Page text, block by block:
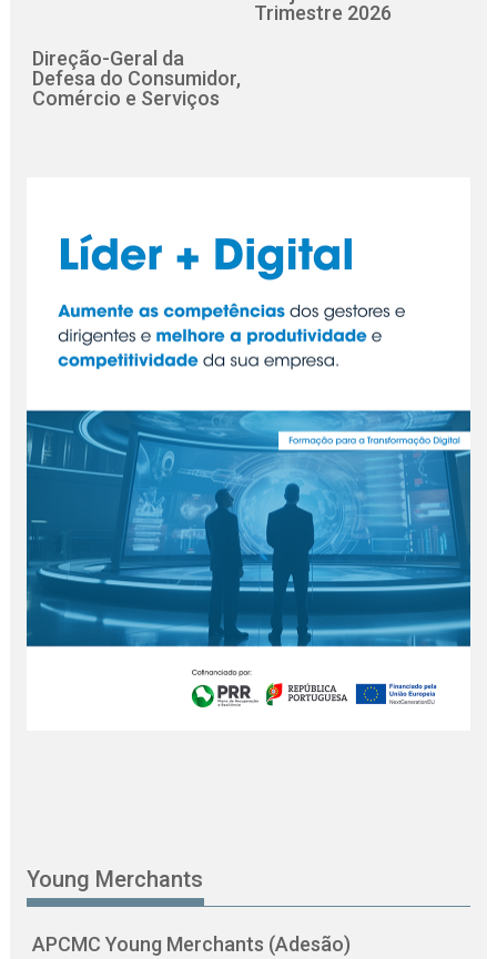
Trimestre 2026
Direção-Geral da
Defesa do Consumidor,
Comércio e Serviços
Young Merchants
APCMC Young Merchants (Adesão)